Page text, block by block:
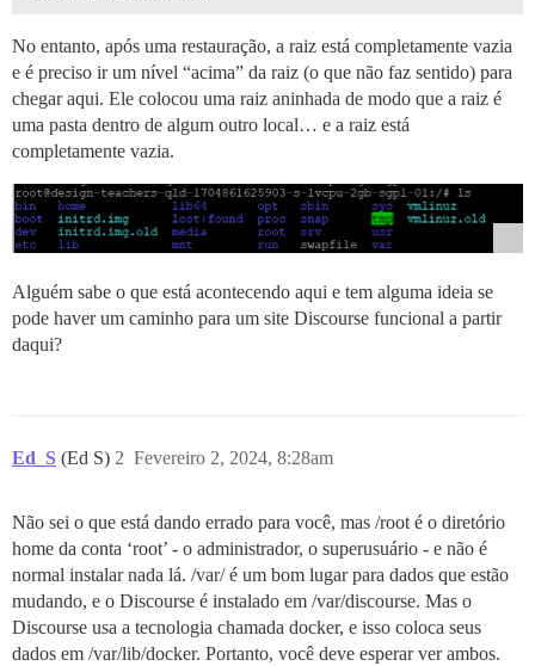
No entanto, após uma restauração, a raiz está completamente vazia
e é preciso ir um nível “acima” da raiz (o que não faz sentido) para
chegar aqui. Ele colocou uma raiz aninhada de modo que a raiz é
uma pasta dentro de algum outro local… e a raiz está
completamente vazia.
Alguém sabe o que está acontecendo aqui e tem alguma ideia se
pode haver um caminho para um site Discourse funcional a partir
daqui?
Ed_S (Ed S) Fevereiro 2, 2024, 8:28am
2
Não sei o que está dando errado para você, mas /root é o diretório
home da conta ‘root’ - o administrador, o superusuário - e não é
normal instalar nada lá. /var/ é um bom lugar para dados que estão
mudando, e o Discourse é instalado em /var/discourse. Mas o
Discourse usa a tecnologia chamada docker, e isso coloca seus
dados em /var/lib/docker. Portanto, você deve esperar ver ambos.